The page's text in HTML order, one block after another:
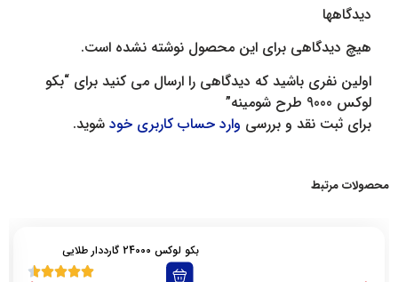
دیدگاهها
هیچ دیدگاهی برای این محصول نوشته نشده است.
اولین نفری باشید که دیدگاهی را ارسال می کنید برای “بکو
لوکس 9000 طرح شومینه”
برای ثبت نقد و بررسی وارد حساب کاربری خود شوید.
محصولات مرتبط
بکو لوکس 24000 گارددار طلایی